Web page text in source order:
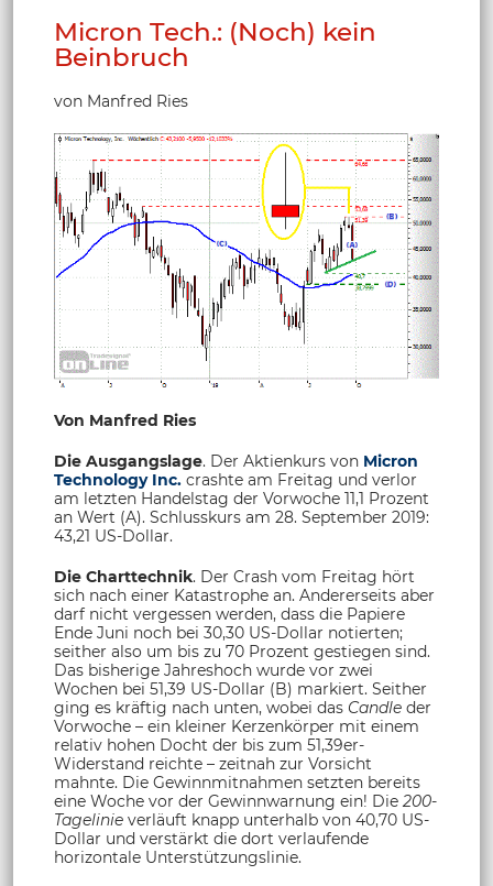
Micron Tech.: (Noch) kein
Beinbruch
von Manfred Ries
Von Manfred Ries
Die Ausgangslage. Der Aktienkurs von Micron
Technology Inc. crashte am Freitag und verlor
am letzten Handelstag der Vorwoche 11,1 Prozent
an Wert (A). Schlusskurs am 28. September 2019:
43,21 US-Dollar.
Die Charttechnik. Der Crash vom Freitag hört
sich nach einer Katastrophe an. Andererseits aber
darf nicht vergessen werden, dass die Papiere
Ende Juni noch bei 30,30 US-Dollar notierten;
seither also um bis zu 70 Prozent gestiegen sind.
Das bisherige Jahreshoch wurde vor zwei
Wochen bei 51,39 US-Dollar (B) markiert. Seither
ging es kräftig nach unten, wobei das Candle der
Vorwoche – ein kleiner Kerzenkörper mit einem
relativ hohen Docht der bis zum 51,39er-
Widerstand reichte – zeitnah zur Vorsicht
mahnte. Die Gewinnmitnahmen setzten bereits
eine Woche vor der Gewinnwarnung ein! Die 200-
Tagelinie verläuft knapp unterhalb von 40,70 US-
Dollar und verstärkt die dort verlaufende
horizontale Unterstützungslinie.